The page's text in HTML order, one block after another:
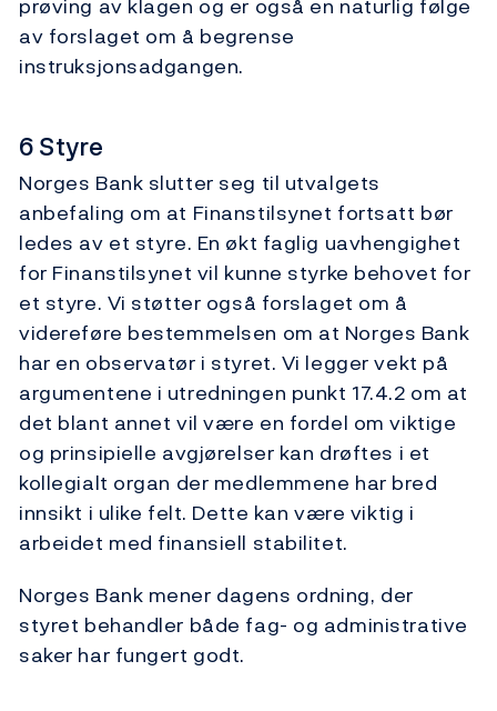
prøving av klagen og er også en naturlig følge
av forslaget om å begrense
instruksjonsadgangen.
6 Styre
Norges Bank slutter seg til utvalgets
anbefaling om at Finanstilsynet fortsatt bør
ledes av et styre. En økt faglig uavhengighet
for Finanstilsynet vil kunne styrke behovet for
et styre. Vi støtter også forslaget om å
videreføre bestemmelsen om at Norges Bank
har en observatør i styret. Vi legger vekt på
argumentene i utredningen punkt 17.4.2 om at
det blant annet vil være en fordel om viktige
og prinsipielle avgjørelser kan drøftes i et
kollegialt organ der medlemmene har bred
innsikt i ulike felt. Dette kan være viktig i
arbeidet med finansiell stabilitet.
Norges Bank mener dagens ordning, der
styret behandler både fag- og administrative
saker har fungert godt.